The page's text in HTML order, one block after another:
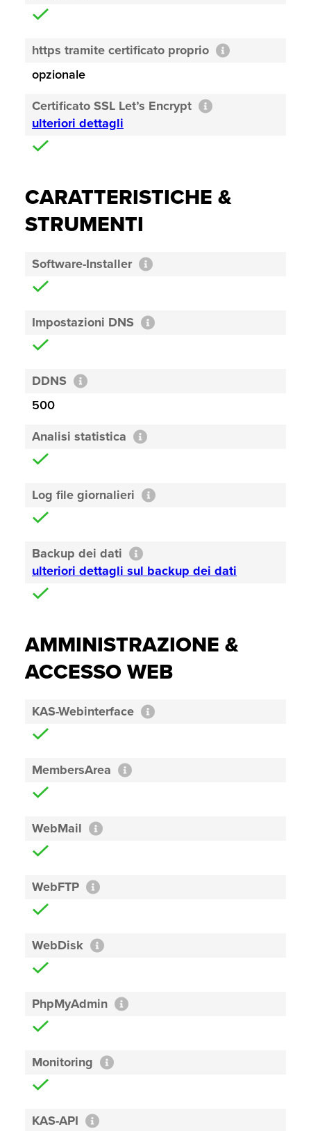
https tramite certificato proprio
opzionale
Certificato SSL Let’s Encrypt
ulteriori dettagli
CARATTERISTICHE &
STRUMENTI
Software-Installer
Impostazioni DNS
DDNS
500
Analisi statistica
Log file giornalieri
Backup dei dati
ulteriori dettagli sul backup dei dati
AMMINISTRAZIONE &
ACCESSO WEB
KAS-Webinterface
MembersArea
WebMail
WebFTP
WebDisk
PhpMyAdmin
Monitoring
KAS-API